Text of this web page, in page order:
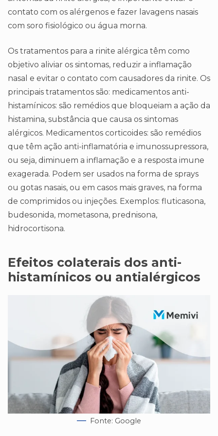
contato com os alérgenos e fazer lavagens nasais
com soro fisiológico ou água morna.
Os tratamentos para a rinite alérgica têm como
objetivo aliviar os sintomas, reduzir a inflamação
nasal e evitar o contato com causadores da rinite. Os
principais tratamentos são: medicamentos anti-
histamínicos: são remédios que bloqueiam a ação da
histamina, substância que causa os sintomas
alérgicos. Medicamentos corticoides: são remédios
que têm ação anti-inflamatória e imunossupressora,
ou seja, diminuem a inflamação e a resposta imune
exagerada. Podem ser usados na forma de sprays
ou gotas nasais, ou em casos mais graves, na forma
de comprimidos ou injeções. Exemplos: fluticasona,
budesonida, mometasona, prednisona,
hidrocortisona.
Efeitos colaterais dos anti-
histamínicos ou antialérgicos
Fonte: Google